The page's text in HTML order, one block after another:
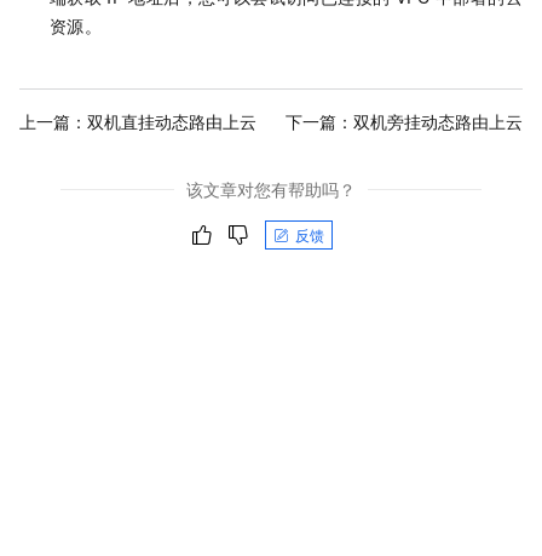
资源。
上一篇： 双机直挂动态路由上云 下一篇： 双机旁挂动态路由上云
该文章对您有帮助吗？
反馈